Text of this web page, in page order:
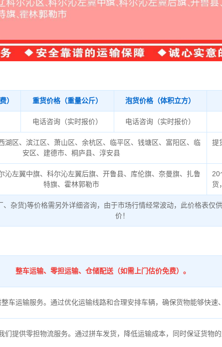
） 重货价格（重量公斤） 泡货价格（体积立方）
电话咨询（实时报价） 电话咨询（实时报价）
湖区、滨江区、萧山区、余杭区、临平区、钱塘区、富阳区、临
安区、建德市、桐庐县、淳安县
提
沁左翼中旗、科尔沁左翼后旗、开鲁县、库伦旗、奈曼旗、扎鲁
特旗、霍林郭勒市
20
货
、杂货)等价格需另外详细咨询，由于市场行情经常波动，此价格表仅
价！
整车运输、零担运输、仓储配送（如需上门估价免费）。
车运输服务。通过优化运输线路和合理安排车辆，确保货物能够快速
们提供零担物流服务。通过拼车发货，降低运输成本，同时保证货物的